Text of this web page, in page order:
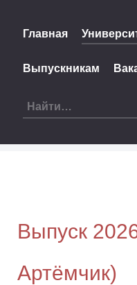
Главная
Выпускникам
Выпуск
Артёмчик)